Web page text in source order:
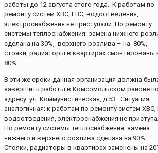
работы до 12 августа этого года. К работам по
ремонту систем ХВС, ГВС, водоотведения,
электроснабжения не приступали. По ремонту
системы теплоснабжения: замена нижнего
сделана на 30%, верхнего розлива – на 80%,
стояки, радиаторы в квартирах смонтированы
80%.
В эти же сроки данная организация должна
завершить работы в Комсомольском районе по
адресу: ул. Коммунистическая, д.53. Ситуация
аналогичная: к работам по ремонту систем ХВС,
водоотведения, электроснабжения не
По ремонту системы теплоснабжения: замена
нижнего и верхнего розлива сделана на 90%.
Стояки, радиаторы в квартирах заменены на